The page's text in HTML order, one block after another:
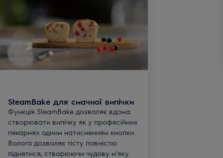
SteamBake для смачної випічки
Функція SteamBake дозволяє вдома
створювати випічку як у професійних
пекарнях одним натисненням кнопки.
Волога дозволяє тісту повністю
піднятися, створюючи чудову м'яку